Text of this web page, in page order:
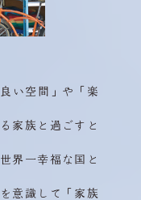
い空間」や「楽
家族と過ごすと
界一幸福な国と
意識して「家族